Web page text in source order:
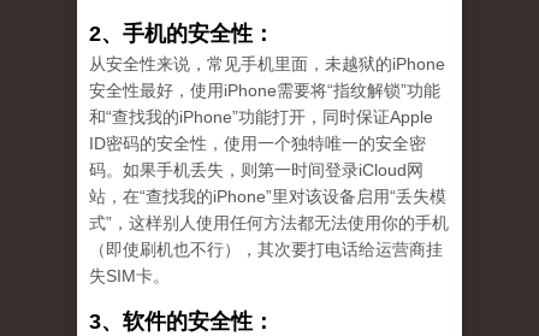
2、手机的安全性：
从安全性来说，常见手机里面，未越狱的iPhone
安全性最好，使用iPhone需要将“指纹解锁”功能
和“查找我的iPhone”功能打开，同时保证Apple
ID密码的安全性，使用一个独特唯一的安全密
码。如果手机丢失，则第一时间登录iCloud网
站，在“查找我的iPhone”里对该设备启用“丢失模
式”，这样别人使用任何方法都无法使用你的手机
（即使刷机也不行），其次要打电话给运营商挂
失SIM卡。
3、软件的安全性：